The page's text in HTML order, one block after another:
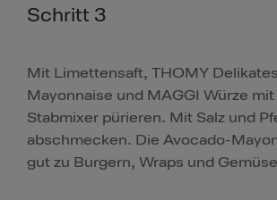
Schritt 3
Mit Limettensaft, THOMY
Mayonnaise und MAGGI Würze
Stabmixer pürieren. Mit Salz und
abschmecken. Die Avocado-
gut zu Burgern, Wraps und